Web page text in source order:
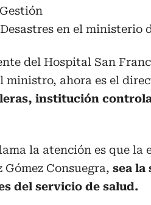
en el ministerio
del Hospital San
ministro, ahora es el
institución
la atención es que la
Consuegra, sea la
del servicio de salud.